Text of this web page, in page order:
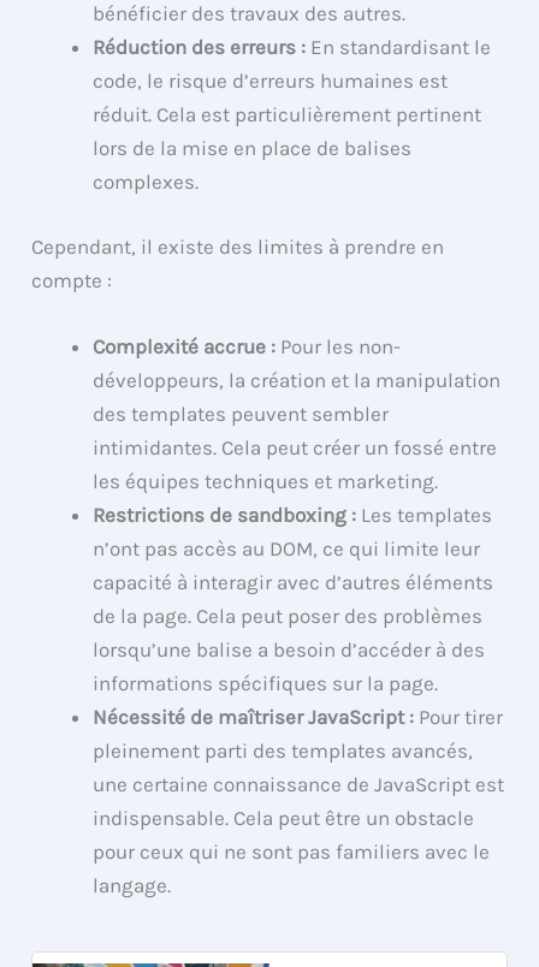
bénéficier des travaux des autres.
Réduction des erreurs : En standardisant le
code, le risque d’erreurs humaines est
réduit. Cela est particulièrement pertinent
lors de la mise en place de balises
complexes.
Cependant, il existe des limites à prendre en
compte :
Complexité accrue : Pour les non-
développeurs, la création et la manipulation
des templates peuvent sembler
intimidantes. Cela peut créer un fossé entre
les équipes techniques et marketing.
Restrictions de sandboxing : Les templates
n’ont pas accès au DOM, ce qui limite leur
capacité à interagir avec d’autres éléments
de la page. Cela peut poser des problèmes
lorsqu’une balise a besoin d’accéder à des
informations spécifiques sur la page.
Nécessité de maîtriser JavaScript : Pour tirer
pleinement parti des templates avancés,
une certaine connaissance de JavaScript est
indispensable. Cela peut être un obstacle
pour ceux qui ne sont pas familiers avec le
langage.